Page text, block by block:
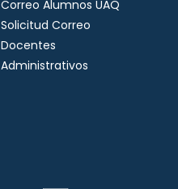
Correo Alumnos UAQ
Solicitud Correo
Docentes
Administrativos